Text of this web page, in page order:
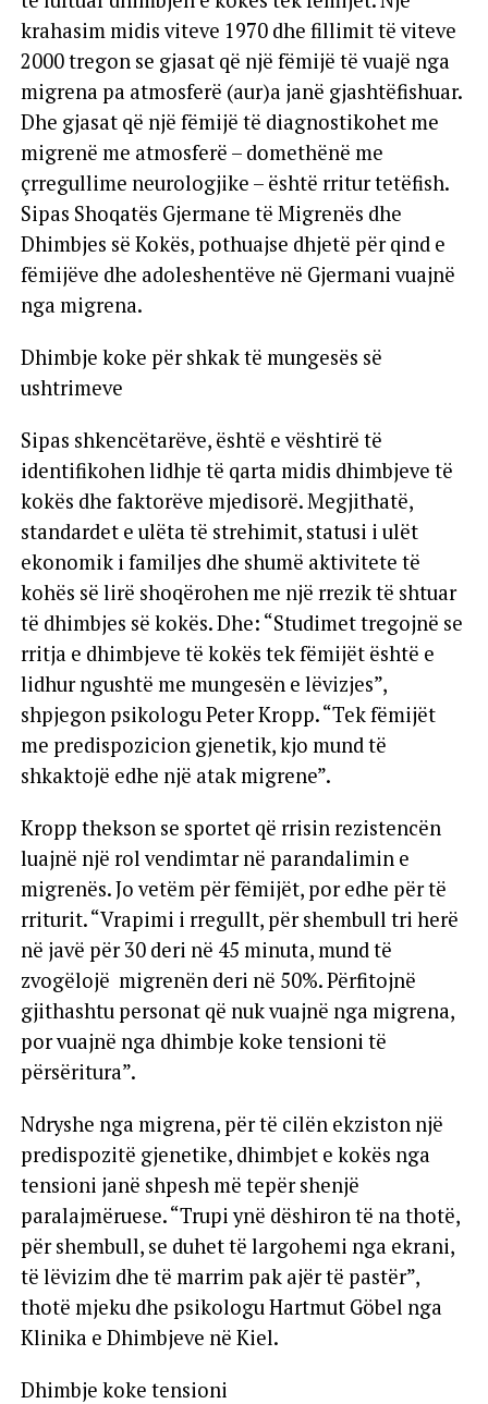
krahasim midis viteve 1970 dhe fillimit të viteve
2000 tregon se gjasat që një fëmijë të vuajë nga
migrena pa atmosferë (aur)a janë gjashtëfishuar.
Dhe gjasat që një fëmijë të diagnostikohet me
migrenë me atmosferë – domethënë me
çrregullime neurologjike – është rritur tetëfish.
Sipas Shoqatës Gjermane të Migrenës dhe
Dhimbjes së Kokës, pothuajse dhjetë për qind e
fëmijëve dhe adoleshentëve në Gjermani vuajnë
nga migrena.
Dhimbje koke për shkak të mungesës së
ushtrimeve
Sipas shkencëtarëve, është e vështirë të
identifikohen lidhje të qarta midis dhimbjeve të
kokës dhe faktorëve mjedisorë. Megjithatë,
standardet e ulëta të strehimit, statusi i ulët
ekonomik i familjes dhe shumë aktivitete të
kohës së lirë shoqërohen me një rrezik të shtuar
të dhimbjes së kokës. Dhe: “Studimet tregojnë se
rritja e dhimbjeve të kokës tek fëmijët është e
lidhur ngushtë me mungesën e lëvizjes”,
shpjegon psikologu Peter Kropp. “Tek fëmijët
me predispozicion gjenetik, kjo mund të
shkaktojë edhe një atak migrene”.
Kropp thekson se sportet që rrisin rezistencën
luajnë një rol vendimtar në parandalimin e
migrenës. Jo vetëm për fëmijët, por edhe për të
rriturit. “Vrapimi i rregullt, për shembull tri herë
në javë për 30 deri në 45 minuta, mund të
zvogëlojë migrenën deri në 50%. Përfitojnë
gjithashtu personat që nuk vuajnë nga migrena,
por vuajnë nga dhimbje koke tensioni të
përsëritura”.
Ndryshe nga migrena, për të cilën ekziston një
predispozitë gjenetike, dhimbjet e kokës nga
tensioni janë shpesh më tepër shenjë
paralajmëruese. “Trupi ynë dëshiron të na thotë,
për shembull, se duhet të largohemi nga ekrani,
të lëvizim dhe të marrim pak ajër të pastër”,
thotë mjeku dhe psikologu Hartmut Göbel nga
Klinika e Dhimbjeve në Kiel.
Dhimbje koke tensioni